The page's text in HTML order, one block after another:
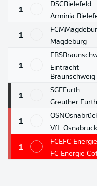
1
DSCBielefeld
Arminia
1
FCM
Magdeburg
1
EBS
Eintracht
Braunschweig
1
SGFFürth
Greuther Fürth
1
OSN
VfL Osnabrück
1
FCEFC Energie
FC Energie